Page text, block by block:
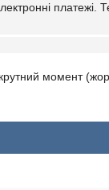
момент